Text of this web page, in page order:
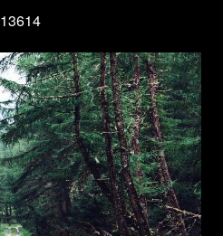
13614